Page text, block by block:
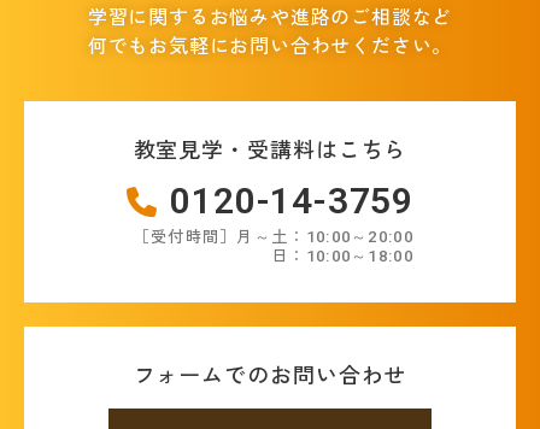
学習に関するお悩みや進路のご相談など
何でもお気軽にお問い合わせください。
教室見学・受講料はこちら
0120-14-3759
［受付時間］月～土：10:00～20:00
日：10:00～18:00
フォームでのお問い合わせ